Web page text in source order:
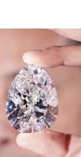
paling
audit bebas
mungkin tidak
kepentingan